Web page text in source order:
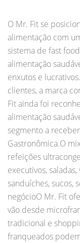
O Mr. Fit se
alimentação com
sistema de fast
alimentação
enxutos e
clientes, a marca
Fit ainda foi
alimentação
segmento a
Gastronômica.O
refeições
executivos,
sanduíches, sucos,
negócioO Mr. Fit
vão desde
tradicional e
franqueados